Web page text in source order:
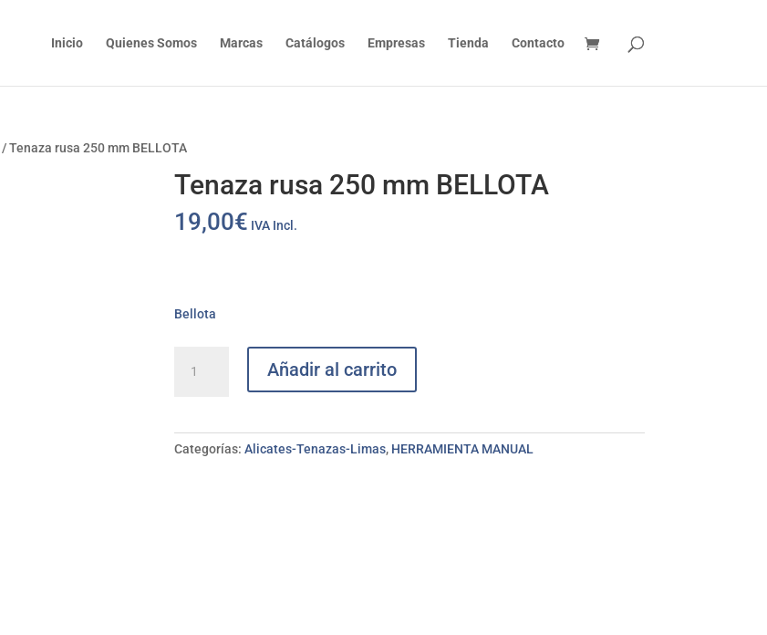
Inicio Quienes Somos Marcas Catálogos Empresas Tienda Contacto
/ Tenaza rusa 250 mm BELLOTA
Tenaza rusa 250 mm BELLOTA
19,00€ IVA Incl.
Bellota
rusa
cantidad
Añadir al carrito
Categorías: Alicates-Tenazas-Limas, HERRAMIENTA MANUAL